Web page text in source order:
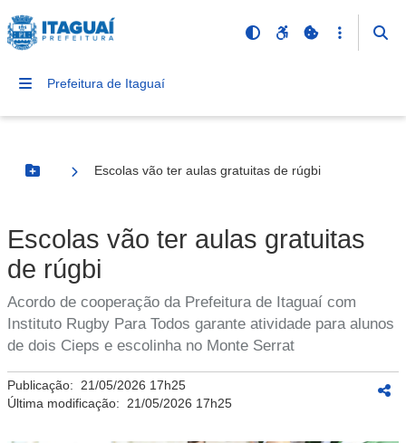
Prefeitura de Itaguaí
Botão Menu
Escolas vão ter aulas gratuitas de rúgbi
Escolas vão ter aulas gratuitas
de rúgbi
Acordo de cooperação da Prefeitura de Itaguaí com
Instituto Rugby Para Todos garante atividade para alunos
de dois Cieps e escolinha no Monte Serrat
Publicação: 21/05/2026 17h25
Última modificação: 21/05/2026 17h25